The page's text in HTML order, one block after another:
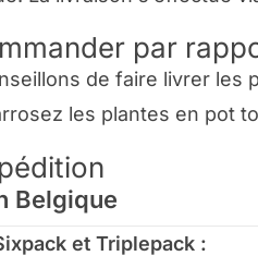
par
de faire livrer les
les plantes en pot
Belgique
et Triplepack :